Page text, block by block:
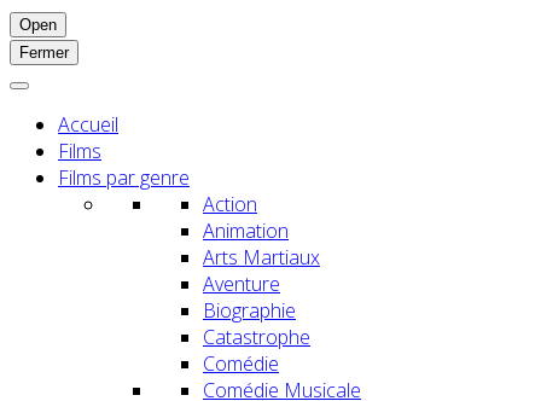
Open
Fermer
Accueil
Films
Films par genre
Action
Animation
Arts Martiaux
Aventure
Biographie
Catastrophe
Comédie
Comédie Musicale